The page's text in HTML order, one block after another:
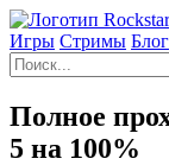
Игры Cтримы Блог
Полное
5 на 100%